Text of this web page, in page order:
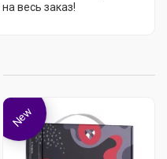
на весь заказ!
New